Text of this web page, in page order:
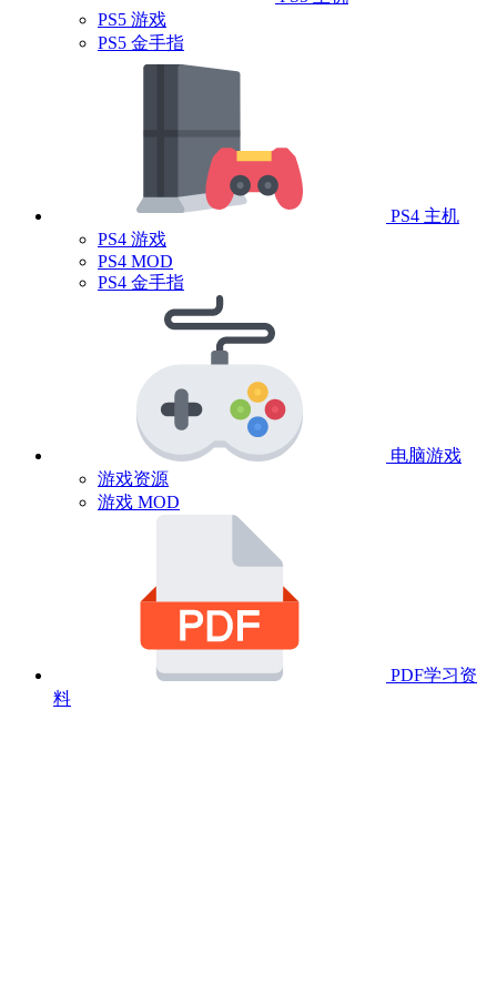
PS5 游戏
PS5 金手指
PS4 主机
PS4 游戏
PS4 MOD
PS4 金手指
电脑游戏
游戏资源
游戏 MOD
PDF学习资
料